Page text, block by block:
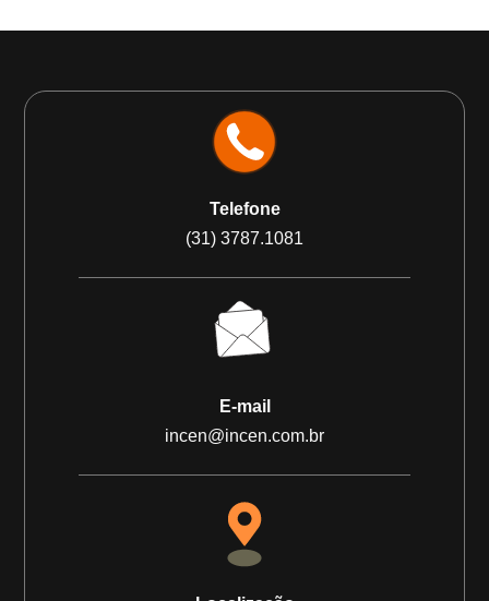
Telefone
(31) 3787.1081
E-mail
incen@incen.com.br